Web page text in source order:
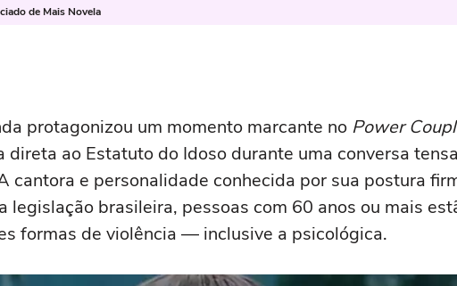
de Mais Novela
protagonizou um momento marcante no Power
direta ao Estatuto do Idoso durante uma conversa
cantora e personalidade conhecida por sua postura
legislação brasileira, pessoas com 60 anos ou mais
formas de violência — inclusive a psicológica.